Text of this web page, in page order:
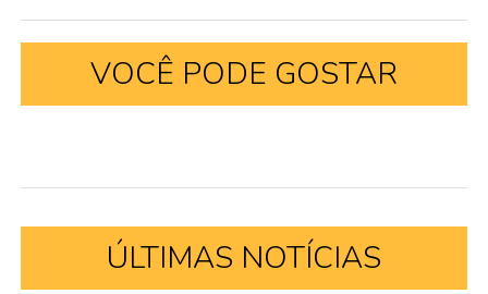
VOCÊ PODE GOSTAR
ÚLTIMAS NOTÍCIAS